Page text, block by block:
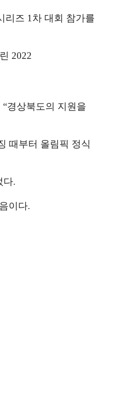
리즈 1차 대회 참가를
2022
“경상북도의 지원을
때부터 올림픽 정식
다.
이다.